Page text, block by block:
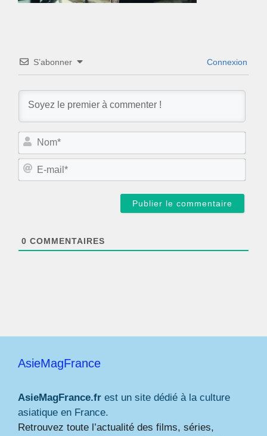
S’abonner Connexion
N
m
E
0 COMMENTAIRES
AsieMagFrance
AsieMagFrance.fr est un site dédié à la culture
asiatique en France.
Retrouvez toute l’actualité des films, séries,